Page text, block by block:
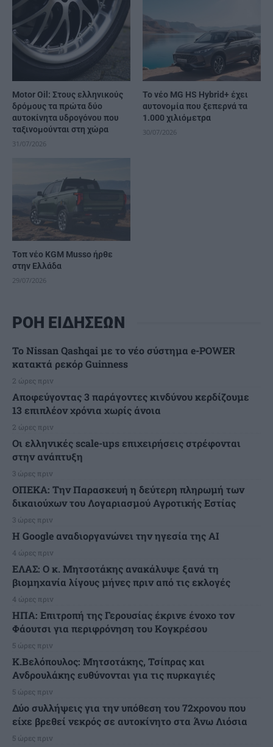
Motor Oil: Στους ελληνικούς
δρόμους τα πρώτα δύο
αυτοκίνητα υδρογόνου που
ταξινομούνται στη χώρα
31/07/2026
Το νέο MG HS Hybrid+ έχει
αυτονομία που ξεπερνά τα
1.000 χιλιόμετρα
30/07/2026
Τοπ νέο KGM Musso ήρθε
στην Ελλάδα
29/07/2026
ΡΟΗ ΕΙΔΗΣΕΩΝ
Το Nissan Qashqai με το νέο σύστημα e-POWER
κατακτά ρεκόρ Guinness
2 ώρες πριν
Αποφεύγοντας 3 παράγοντες κινδύνου κερδίζουμε
13 επιπλέον χρόνια χωρίς άνοια
2 ώρες πριν
Οι ελληνικές scale-ups επιχειρήσεις στρέφονται
στην ανάπτυξη
3 ώρες πριν
ΟΠΕΚΑ: Την Παρασκευή η δεύτερη πληρωμή των
δικαιούχων του Λογαριασμού Αγροτικής Εστίας
3 ώρες πριν
H Google αναδιοργανώνει την ηγεσία της AI
4 ώρες πριν
ΕΛΑΣ: Ο κ. Μητσοτάκης ανακάλυψε ξανά τη
βιομηχανία λίγους μήνες πριν από τις εκλογές
4 ώρες πριν
ΗΠΑ: Επιτροπή της Γερουσίας έκρινε ένοχο τον
Φάουτσι για περιφρόνηση του Κογκρέσου
5 ώρες πριν
K.Βελόπουλος: Μητσοτάκης, Τσίπρας και
Ανδρουλάκης ευθύνονται για τις πυρκαγιές
5 ώρες πριν
Δύο συλλήψεις για την υπόθεση του 72χρονου που
είχε βρεθεί νεκρός σε αυτοκίνητο στα Άνω Λιόσια
5 ώρες πριν